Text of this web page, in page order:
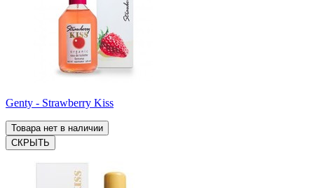
Genty - Strawberry Kiss
Товара нет в наличии
СКРЫТЬ